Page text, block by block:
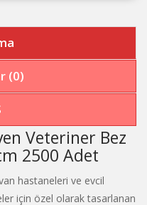
(0)
Veteriner Bez
2500 Adet
hastaneleri ve evcil
için özel olarak tasarlanan